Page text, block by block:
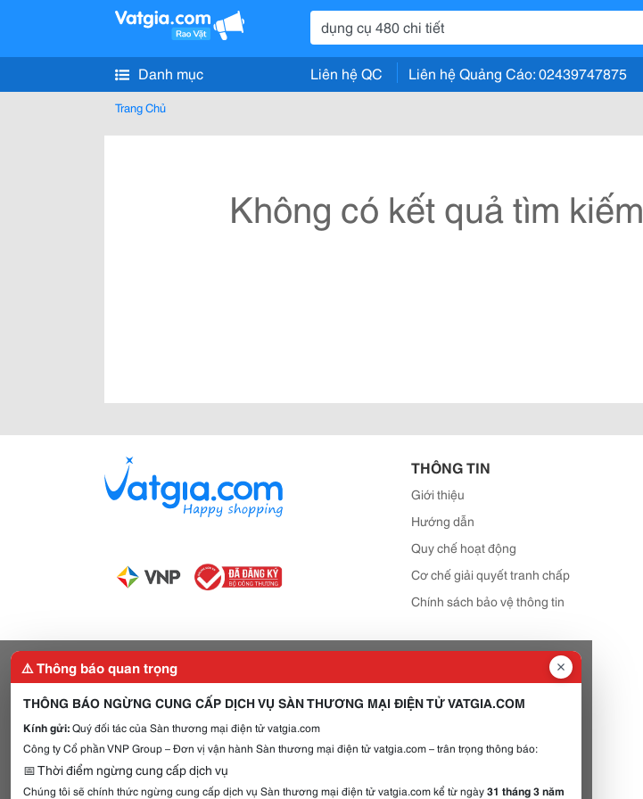
Danh mục Liên hệ QC Liên hệ Quảng Cáo: 02439747875
Trang Chủ
Không có kết quả tìm kiếm
THÔNG TIN
Giới thiệu
Hướng dẫn
Quy chế hoạt động
Cơ chế giải quyết tranh chấp
Chính sách bảo vệ thông tin
⚠️ Thông báo quan trọng
THÔNG BÁO NGỪNG CUNG CẤP DỊCH VỤ SÀN THƯƠNG MẠI ĐIỆN TỬ VATGIA.COM
Kính gửi:Quý đối tác của Sàn thương mại điện tử vatgia.com
Công ty Cổ phần VNP Group – Đơn vị vận hành Sàn thương mại điện tử vatgia.com – trân trọng thông báo:
📅 Thời điểm ngừng cung cấp dịch vụ
Chúng tôi sẽ chính thức ngừng cung cấp dịch vụ Sàn thương mại điện tử vatgia.com kể từ ngày31 tháng 3 năm